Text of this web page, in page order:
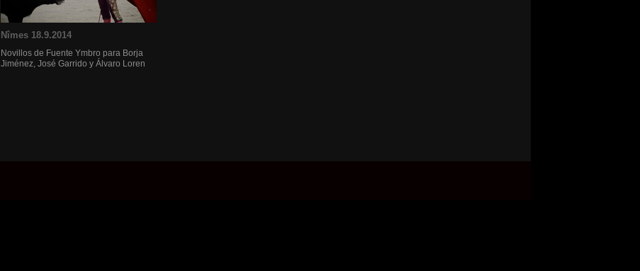
Nîmes 18.9.2014
Novillos de Fuente Ymbro para Borja
Jiménez, José Garrido y Álvaro Loren